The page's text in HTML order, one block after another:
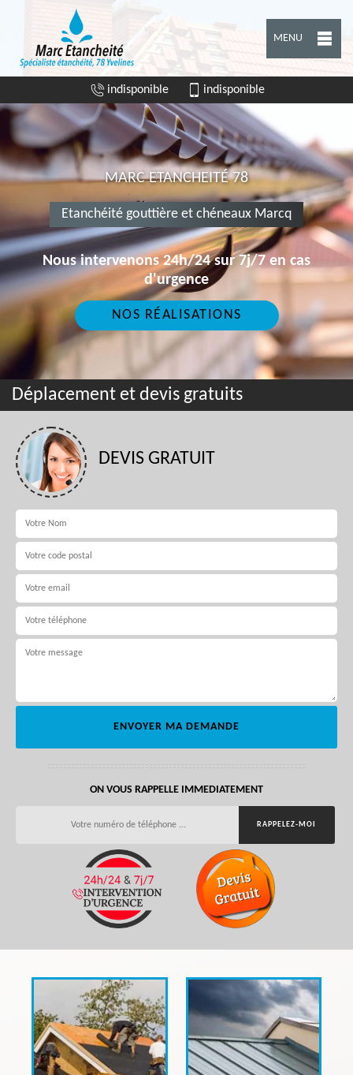
MENU
indisponible indisponible
MARC ETANCHEITÉ 78
Etanchéité gouttière et chéneaux Marcq
Nous intervenons 24h/24 sur 7j/7 en cas
d'urgence
NOS RÉALISATIONS
Déplacement et devis gratuits
DEVIS GRATUIT
ON VOUS RAPPELLE IMMEDIATEMENT